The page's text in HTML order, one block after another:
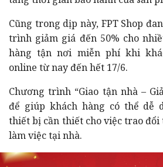
Cũng trong dịp này, FPT Shop
trình giảm giá đến 50% cho
hàng tận nơi miễn phí khi
online từ nay đến hết 17/6.
Chương trình “Giao tận nhà –
để giúp khách hàng có thể dễ
thiết bị cần thiết cho việc trao đổi
làm việc tại nhà.